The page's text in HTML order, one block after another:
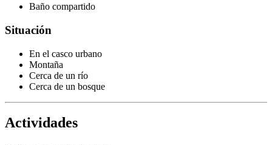
Baño compartido
Situación
En el casco urbano
Montaña
Cerca de un río
Cerca de un bosque
Actividades